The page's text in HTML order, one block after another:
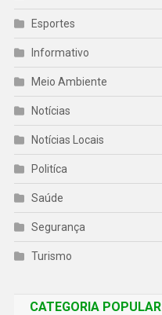
Esportes
Informativo
Meio Ambiente
Notícias
Notícias Locais
Politíca
Saúde
Segurança
Turismo
CATEGORIA POPULAR